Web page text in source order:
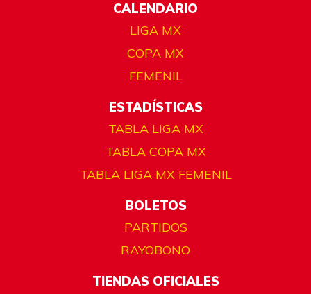
CALENDARIO
LIGA MX
COPA MX
FEMENIL
ESTADÍSTICAS
TABLA LIGA MX
TABLA COPA MX
TABLA LIGA MX FEMENIL
BOLETOS
PARTIDOS
RAYOBONO
TIENDAS OFICIALES